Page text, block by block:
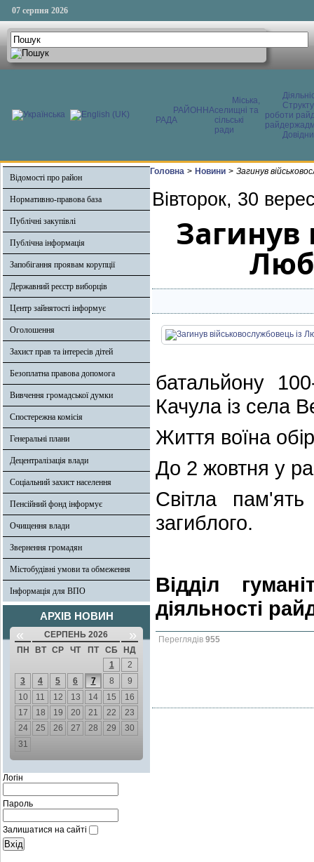
07 серпня 2026
РАЙОННА
РАДА
Міська,
селищні та
сільські
ради
роботи
Відомості про район
Нормативно-правова база
Публічні закупівлі
Публічна інформація
Запобігання проявам корупції
Державний реєстр виборців
Центр зайнятості інформує
Оголошення
Захист прав та інтересів дітей
Безоплатна правова допомога
Вивчення громадської думки
Спостережна комісія
Генеральні плани
Децентралізація влади
Соціальний захист населення
Пенсійний фонд інформує
Очищення влади
Звернення громадян
Містобудівні умови та обмеження
Інформація для ВПО
АРХІВ НОВИН
« СЕРПЕНЬ 2026 »
ПН ВТ СР ЧТ ПТ СБ
НД
1
2
3
4 5 6 7 8
9
10
11 12 13 14 15
16
17
18 19 20 21 22
23
24
25 26 27 28 29
30
31
Логін
Пароль
Залишатися на сайті
Головна > Новини > Загинув
Вівторок, 30
Загинув
батальйону
Качула із села
Життя воїна
До 2 жовтня у
Світла
загиблого.
Відділ
діяльності
Переглядів 955